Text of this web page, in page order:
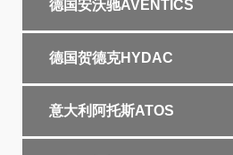
德国安沃驰AVENTICS
德国贺德克HYDAC
意大利阿托斯ATOS